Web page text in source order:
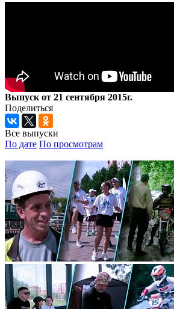
Выпуск от 21 сентября 2015г.
Поделиться
Все выпуски
По дате По просмотрам